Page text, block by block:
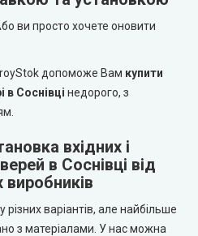
ви просто хочете оновити
допоможе Вам купити
в Соснівці недорого, з
вхідних і
в Соснівці від
виробників
варіантів, але найбільше
з матеріалами. У нас можна